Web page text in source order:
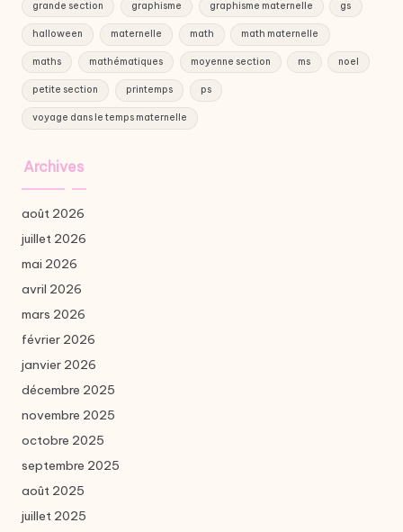
grande section graphisme graphisme maternelle gs
halloween maternelle math math maternelle
maths mathématiques moyenne section ms noel
petite section printemps ps
voyage dans le temps maternelle
Archives
août 2026
juillet 2026
mai 2026
avril 2026
mars 2026
février 2026
janvier 2026
décembre 2025
novembre 2025
octobre 2025
septembre 2025
août 2025
juillet 2025